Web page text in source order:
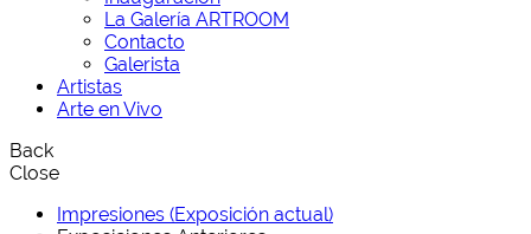
La Galería ARTROOM
Contacto
Galerista
Artistas
Arte en Vivo
Back
Close
Impresiones (Exposición actual)